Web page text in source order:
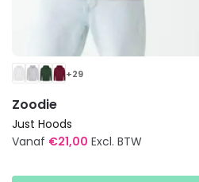
+29
Zoodie
Just Hoods
Vanaf €21,00 Excl. BTW